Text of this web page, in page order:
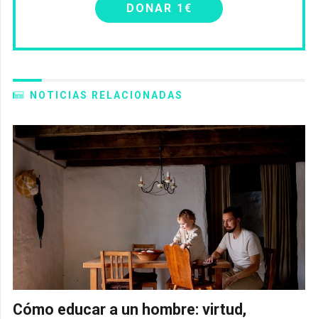
DONAR 1€
NOTICIAS RELACIONADAS
Cómo educar a un hombre: virtud,